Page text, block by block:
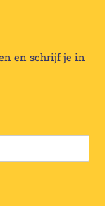
en schrijf je in